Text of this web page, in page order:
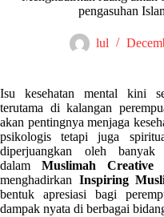
pengasuhan
lul
Isu kesehatan mental kini
terutama di kalangan
akan pentingnya menjaga
psikologis tetapi juga
diperjuangkan oleh
dalamMuslimah Creative
menghadirkan Inspiring
bentuk apresiasi bagi
dampak nyata di berbagai